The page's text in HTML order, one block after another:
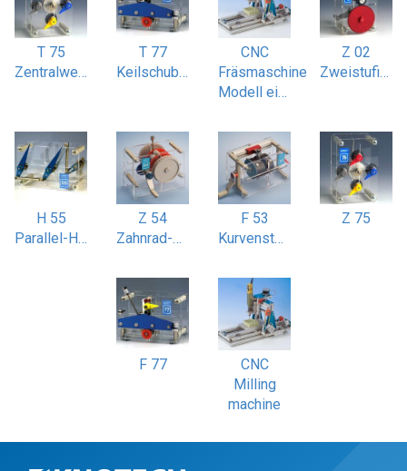
T 75
Zentralwellengetriebe vierfach
T 77
Keilschubgetriebe symmetrisch
CNC
Fräsmaschine
Modell einer CNC Fräsmaschine
Z 02
Zweistufiges Stirnradgetriebe
H 55
Parallel-Hebelgetriebe Scheibenwischer
Z 54
Zahnrad-Differenzial
F 53
Kurvensteuerung zwangsgeführt
Z 75
F 77
CNC
Milling
machine